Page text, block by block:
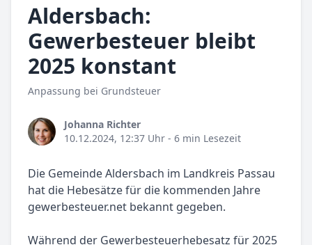
Aldersbach:
Gewerbesteuer bleibt
2025 konstant
Anpassung bei Grundsteuer
Johanna Richter
10.12.2024, 12:37 Uhr - 6 min Lesezeit
Die Gemeinde Aldersbach im Landkreis Passau
hat die Hebesätze für die kommenden Jahre
gewerbesteuer.net bekannt gegeben.
Während der Gewerbesteuerhebesatz für 2025